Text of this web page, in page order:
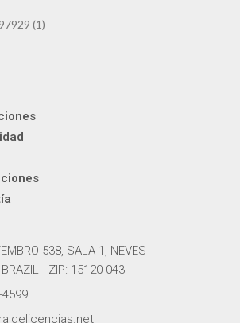
538, SALA 1, NEVES
- ZIP: 15120-043